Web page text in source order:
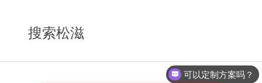
搜索松滋
可以定制方案吗？